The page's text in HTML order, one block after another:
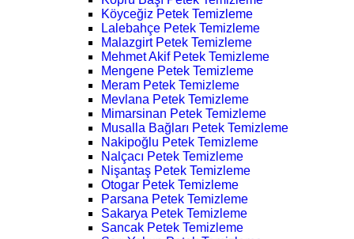
Köyceğiz Petek Temizleme
Lalebahçe Petek Temizleme
Malazgirt Petek Temizleme
Mehmet Akif Petek Temizleme
Mengene Petek Temizleme
Meram Petek Temizleme
Mevlana Petek Temizleme
Mimarsinan Petek Temizleme
Musalla Bağları Petek Temizleme
Nakipoğlu Petek Temizleme
Nalçacı Petek Temizleme
Nişantaş Petek Temizleme
Otogar Petek Temizleme
Parsana Petek Temizleme
Sakarya Petek Temizleme
Sancak Petek Temizleme